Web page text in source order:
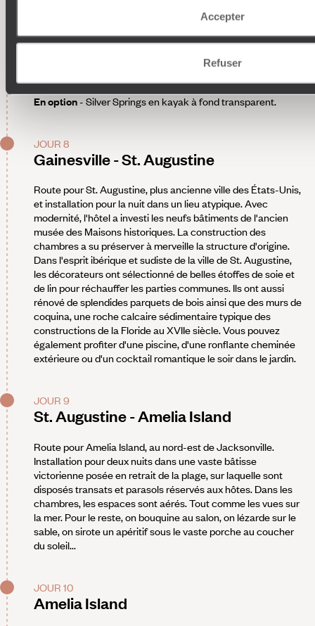
Accepter
Refuser
vous recommandons également de visiter le parc d’État
Gainesville. Depuis l'entrée nord du parc, un sentier mène au
Blue Hole, joyau naturel à l'eau bleu turquoise : un lieu
entre pique-nique et baignade.
En option - Silver Springs en kayak à fond transparent.
JOUR 8
Gainesville - St. Augustine
Route pour St. Augustine, plus ancienne ville des États-Unis,
et installation pour la nuit dans un lieu atypique. Avec
modernité, l'hôtel a investi les neufs bâtiments de l'ancien
musée des Maisons historiques. La construction des
chambres a su préserver à merveille la structure d'origine.
Dans l'esprit ibérique et sudiste de la ville de St. Augustine,
les décorateurs ont sélectionné de belles étoffes de soie et
de lin pour réchauffer les parties communes. Ils ont aussi
rénové de splendides parquets de bois ainsi que des murs de
coquina, une roche calcaire sédimentaire typique des
constructions de la Floride au XVIIe siècle. Vous pouvez
également profiter d'une piscine, d'une ronflante cheminée
extérieure ou d'un cocktail romantique le soir dans le jardin.
JOUR 9
St. Augustine - Amelia Island
Route pour Amelia Island, au nord-est de Jacksonville.
Installation pour deux nuits dans une vaste bâtisse
victorienne posée en retrait de la plage, sur laquelle sont
disposés transats et parasols réservés aux hôtes. Dans les
chambres, les espaces sont aérés. Tout comme les vues sur
la mer. Pour le reste, on bouquine au salon, on lézarde sur le
sable, on sirote un apéritif sous le vaste porche au coucher
du soleil...
JOUR 10
Amelia Island